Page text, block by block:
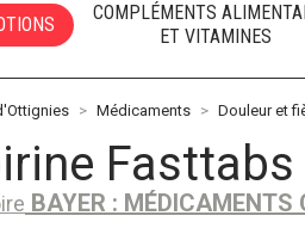
COMPLÉMENTS
ET VITAMINES
Médicaments Douleur et
BAYER : MÉDICAMENTS